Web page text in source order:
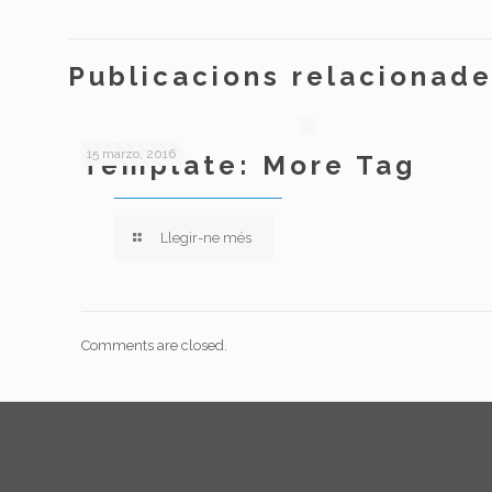
Publicacions
15 marzo, 2016
Template: More Tag
Llegir-ne més
Comments are closed.